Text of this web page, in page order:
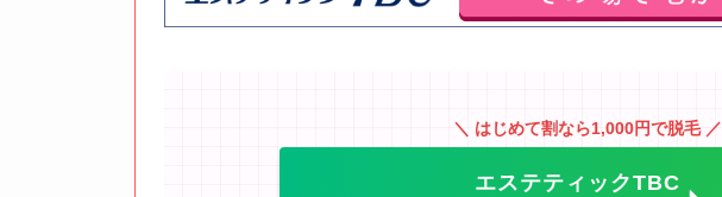
＼ はじめて割なら1,000円で脱毛 ／
エステティックTBC